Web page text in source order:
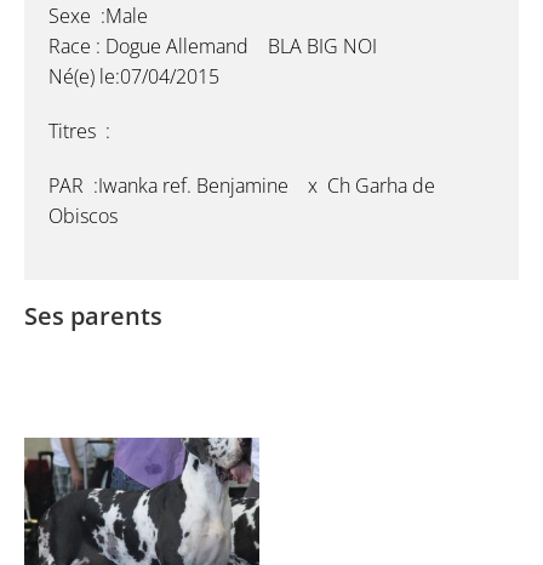
Sexe :Male
Race : Dogue Allemand BLA BIG NOI
Né(e) le:07/04/2015
Titres :
PAR :Iwanka ref. Benjamine x Ch Garha de
Obiscos
Ses parents